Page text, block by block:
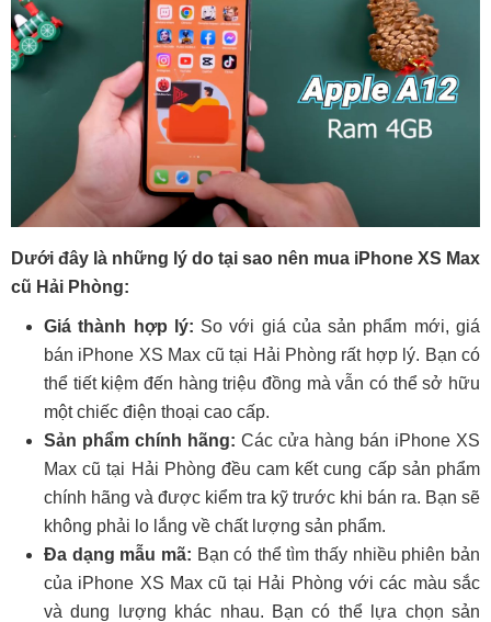
Dưới đây là những lý do tại sao nên mua iPhone XS Max
cũ Hải Phòng:
Giá thành hợp lý: So với giá của sản phẩm mới, giá
bán iPhone XS Max cũ tại Hải Phòng rất hợp lý. Bạn có
thể tiết kiệm đến hàng triệu đồng mà vẫn có thể sở hữu
một chiếc điện thoại cao cấp.
Sản phẩm chính hãng: Các cửa hàng bán iPhone XS
Max cũ tại Hải Phòng đều cam kết cung cấp sản phẩm
chính hãng và được kiểm tra kỹ trước khi bán ra. Bạn sẽ
không phải lo lắng về chất lượng sản phẩm.
Đa dạng mẫu mã: Bạn có thể tìm thấy nhiều phiên bản
của iPhone XS Max cũ tại Hải Phòng với các màu sắc
và dung lượng khác nhau. Bạn có thể lựa chọn sản